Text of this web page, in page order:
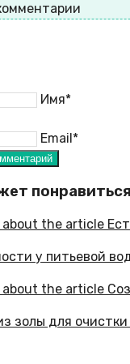
Имя*
Email*
понравиться
у питьевой
золы для